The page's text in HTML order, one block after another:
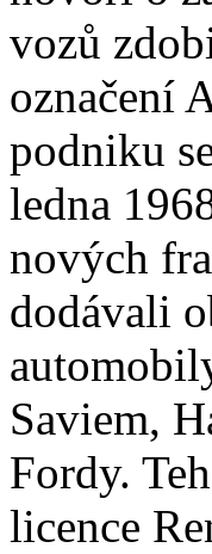
vozů
označení
podniku
ledna
nových
dodávali
Saviem,
Fordy.
licence